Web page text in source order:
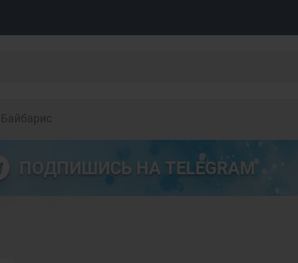
Байбарис
ПОДПИШИСЬ НА TELEGRAM